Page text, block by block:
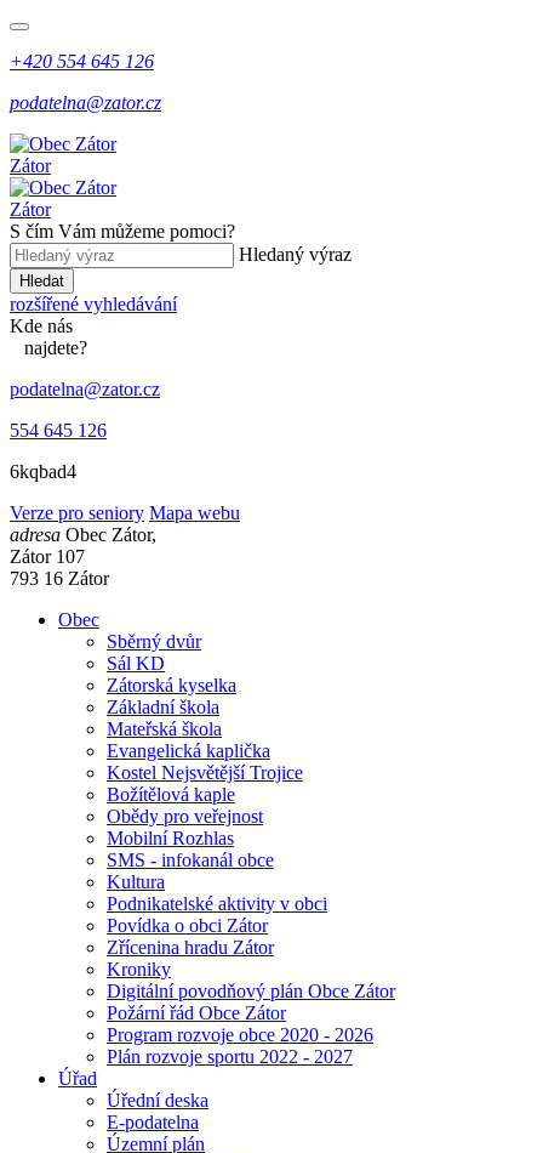
+420 554 645 126
podatelna@zator.cz
Zátor
Zátor
S čím Vám můžeme pomoci?
Hledaný výraz
Hledat
rozšířené vyhledávání
Kde nás
najdete?
podatelna@zator.cz
554 645 126
6kqbad4
Verze pro seniory Mapa webu
adresa Obec Zátor,
Zátor 107
793 16 Zátor
Obec
Sběrný dvůr
Sál KD
Zátorská kyselka
Základní škola
Mateřská škola
Evangelická kaplička
Kostel Nejsvětější Trojice
Božítělová kaple
Obědy pro veřejnost
Mobilní Rozhlas
SMS - infokanál obce
Kultura
Podnikatelské aktivity v obci
Povídka o obci Zátor
Zřícenina hradu Zátor
Kroniky
Digitální povodňový plán Obce Zátor
Požární řád Obce Zátor
Program rozvoje obce 2020 - 2026
Plán rozvoje sportu 2022 - 2027
Úřad
Úřední deska
E-podatelna
Územní plán